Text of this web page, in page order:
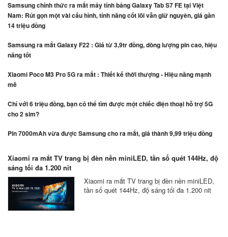
Samsung chính thức ra mắt máy tính bảng Galaxy Tab S7 FE tại Việt
Nam: Rút gọn một vài cấu hình, tính năng cốt lõi vẫn giữ nguyên, giá gần
14 triệu đồng
Samsung ra mắt Galaxy F22 : Giá từ 3,9tr đồng, dòng lượng pin cao, hiệu
năng tốt
Xiaomi Poco M3 Pro 5G ra mắt : Thiết kế thời thượng - Hiệu năng mạnh
mẽ
Chỉ với 6 triệu đồng, bạn có thể tìm được một chiếc điện thoại hỗ trợ 5G
cho 2 sim?
Pin 7000mAh vừa được Samsung cho ra mắt, giá thành 9,99 triệu đồng
Xiaomi ra mắt TV trang bị đèn nền miniLED, tần số quét 144Hz, độ
sáng tối đa 1.200 nit
Xiaomi ra mắt TV trang bị đèn nền miniLED,
tần số quét 144Hz, độ sáng tối đa 1.200 nit